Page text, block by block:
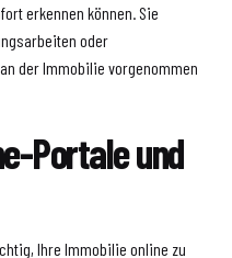
erkennen können. Sie
oder
der Immobilie vorgenommen
Portale und
Ihre Immobilie online zu